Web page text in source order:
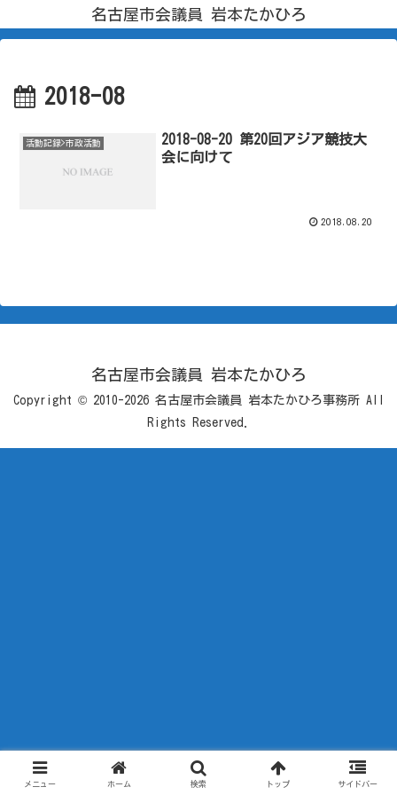
名古屋市会議員 岩本たかひろ
2018-08
活動記録>市政活動
2018-08-20 第20回アジア競技大
会に向けて
2018.08.20
名古屋市会議員 岩本たかひろ
Copyright © 2010-2026 名古屋市会議員 岩本たかひろ事務所 All
Rights Reserved.
メニュー ホーム 検索 トップ サイドバー